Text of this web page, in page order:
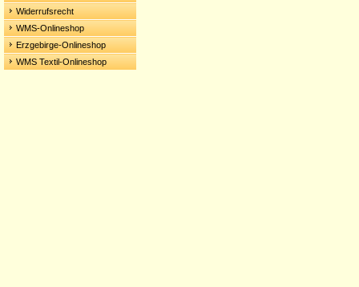
Widerrufsrecht
WMS-Onlineshop
Erzgebirge-Onlineshop
WMS Textil-Onlineshop